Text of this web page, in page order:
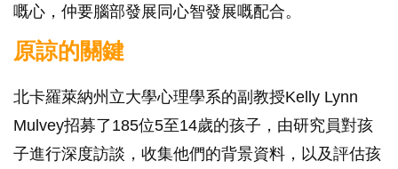
嘅心，仲要腦部發展同心智發展嘅配合。
原諒的關鍵
北卡羅萊納州立大學心理學系的副教授Kelly Lynn
Mulvey招募了185位5至14歲的孩子，由研究員對孩
子進行深度訪談，收集他們的背景資料，以及評估孩